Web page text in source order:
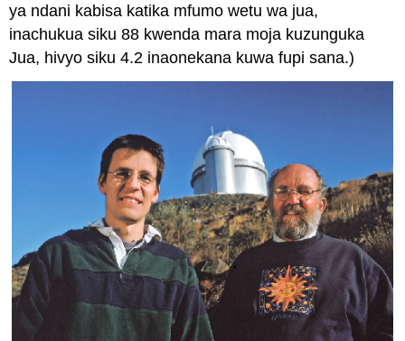
ya ndani kabisa katika mfumo wetu wa jua,
inachukua siku 88 kwenda mara moja kuzunguka
Jua, hivyo siku 4.2 inaonekana kuwa fupi sana.)